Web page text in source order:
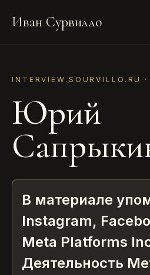
Иван Сурвилло
INTERVIEW.SOURVILLO.RU ·
Юрий
В материале
Instagram,
Meta Platforms
Деятельность